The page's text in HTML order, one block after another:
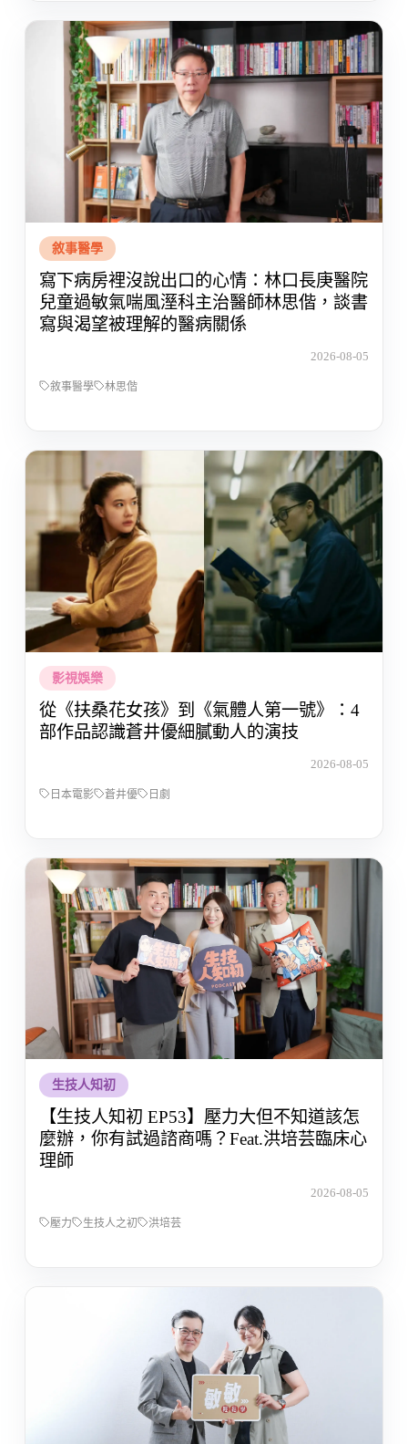
敘事醫學
寫下病房裡沒說出口的心情：林口長庚醫院
兒童過敏氣喘風溼科主治醫師林思偕，談書
寫與渴望被理解的醫病關係
2026-08-05
敘事醫學 林思偕
影視娛樂
從《扶桑花女孩》到《氣體人第一號》：4
部作品認識蒼井優細膩動人的演技
2026-08-05
日本電影 蒼井優 日劇
生技人知初
【生技人知初 EP53】壓力大但不知道該怎
麼辦，你有試過諮商嗎？Feat.洪培芸臨床心
理師
2026-08-05
壓力 生技人之初 洪培芸